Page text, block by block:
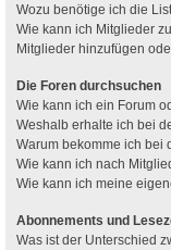
Wozu benötige ich die
Wie kann ich Mitglieder
Mitglieder hinzufügen
Die Foren durchsuchen
Wie kann ich ein Forum
Weshalb erhalte ich bei
Warum bekomme ich bei
Wie kann ich nach
Wie kann ich meine
Abonnements und
Was ist der Unterschied